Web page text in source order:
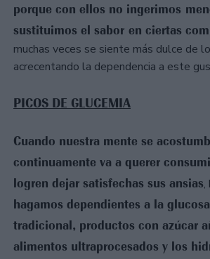
porque con ellos no ingerimos
sustituimos el sabor en ciertas
muchas veces se siente más dulce de
acrecentando la dependencia a este
PICOS DE GLUCEMIA
Cuando nuestra mente se
continuamente va a querer
logren dejar satisfechas sus ansias,
hagamos dependientes a la glucosa
tradicional, productos con azúcar
alimentos ultraprocesados y los